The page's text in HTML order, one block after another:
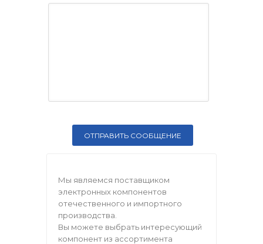
Мы являемся поставщиком
электронных компонентов
отечественного и импортного
производства.
Вы можете выбрать интересующий
компонент из ассортимента